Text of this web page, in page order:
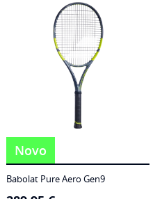
Novo
Babolat Pure Aero Gen9